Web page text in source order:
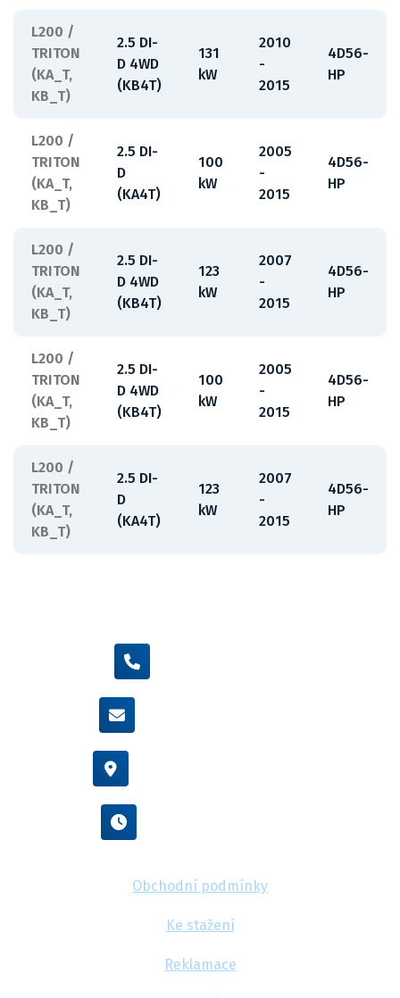
L200 /
TRITON
(KA_T,
KB_T)
2.5 DI-
D 4WD
(KB4T)
131
kW
2010
-
2015
4D56-
HP
L200 /
TRITON
(KA_T,
KB_T)
2.5 DI-
D
(KA4T)
100
kW
2005
-
2015
4D56-
HP
L200 /
TRITON
(KA_T,
KB_T)
2.5 DI-
D 4WD
(KB4T)
123
kW
2007
-
2015
4D56-
HP
L200 /
TRITON
(KA_T,
KB_T)
2.5 DI-
D 4WD
(KB4T)
100
kW
2005
-
2015
4D56-
HP
L200 /
TRITON
(KA_T,
KB_T)
2.5 DI-
D
(KA4T)
123
kW
2007
-
2015
4D56-
HP
Obchodní podmínky
Ke stažení
Reklamace